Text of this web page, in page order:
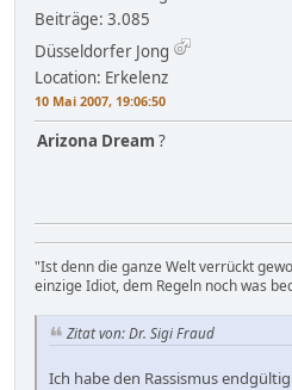
Beiträge: 3.085
Düsseldorfer Jong
Location: Erkelenz
10 Mai 2007, 19:06:50
Arizona Dream ?
"Ist denn die ganze Welt verrückt
einzige Idiot, dem Regeln noch was
Zitat von: Dr. Sigi Fraud
Ich habe den Rassismus